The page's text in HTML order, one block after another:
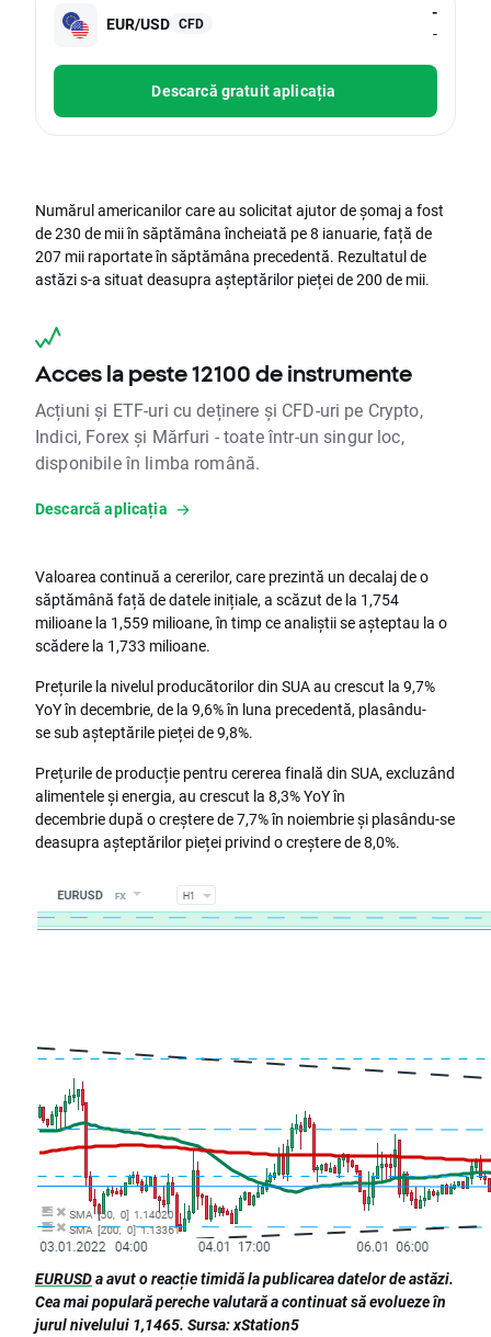
EUR/USD CFD
-
-
Descarcă gratuit aplicația
Numărul americanilor care au solicitat ajutor de șomaj a fost
de 230 de mii în săptămâna încheiată pe 8 ianuarie, față de
207 mii raportate în săptămâna precedentă. Rezultatul de
astăzi s-a situat deasupra așteptărilor pieței de 200 de mii.
Acces la peste 12100 de instrumente
Acțiuni și ETF-uri cu deținere și CFD-uri pe Crypto,
Indici, Forex și Mărfuri - toate într-un singur loc,
disponibile în limba română.
Descarcă aplicația
Valoarea continuă a cererilor, care prezintă un decalaj de o
săptămână față de datele inițiale, a scăzut de la 1,754
milioane la 1,559 milioane, în timp ce analiștii se așteptau la o
scădere la 1,733 milioane.
Prețurile la nivelul producătorilor din SUA au crescut la 9,7%
YoY în decembrie, de la 9,6% în luna precedentă, plasându-
se sub așteptările pieței de 9,8%.
Prețurile de producție pentru cererea finală din SUA, excluzând
alimentele și energia, au crescut la 8,3% YoY în
decembrie după o creștere de 7,7% în noiembrie și plasându-se
deasupra așteptărilor pieței privind o creștere de 8,0%.
EURUSDa avut o reacție timidă la publicarea datelor de astăzi.
Cea mai populară pereche valutară a continuat să evolueze în
jurul nivelului 1,1465. Sursa: xStation5